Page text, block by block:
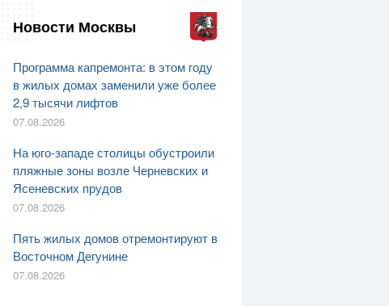
Новости Москвы
Программа капремонта: в этом году
в жилых домах заменили уже более
2,9 тысячи лифтов
07.08.2026
На юго-западе столицы обустроили
пляжные зоны возле Черневских и
Ясеневских прудов
07.08.2026
Пять жилых домов отремонтируют в
Восточном Дегунине
07.08.2026